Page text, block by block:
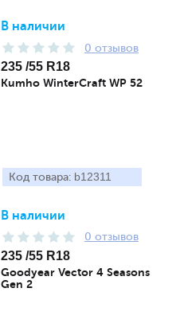
В наличии
0 отзывов
235 /55 R18
Kumho WinterCraft WP 52
Код товара: b12311
В наличии
0 отзывов
235 /55 R18
Goodyear Vector 4 Seasons
Gen 2